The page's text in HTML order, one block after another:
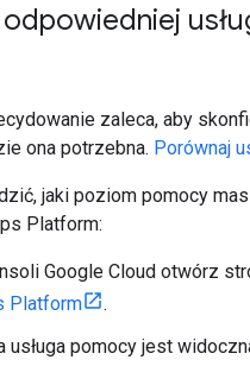
zaleca, aby
ona potrzebna. Porównaj
jaki poziom pomocy
Platform:
Google Cloud otwórz
Platform
.
usługa pomocy jest